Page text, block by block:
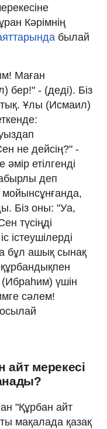
Кәрімнің
былай
Маған
бер!" - (деді). Біз
Ұлы (Исмаил)
не дейсің?" -
етілгенді
деп
мойынсұнғанда,
Біз оны: "Уа,
түсіңді
істеушілерді
бұл ашық сынақ
(Ибраһим) үшін
сәлем!
осылай
айт мерекесі
"Құрбан айт
мақалада қазақ